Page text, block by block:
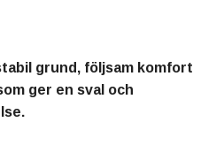
grund, följsam komfort
ger en sval och